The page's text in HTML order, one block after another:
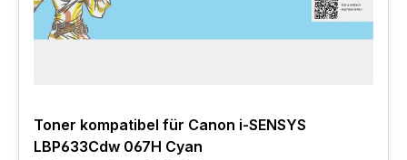
Toner kompatibel für Canon i-SENSYS
LBP633Cdw 067H Cyan